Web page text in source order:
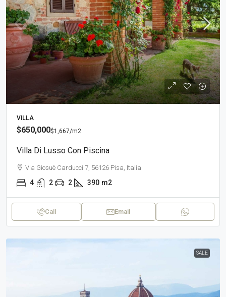
VILLA
$650,000$1,667/m2
Villa Di Lusso Con Piscina
Via Giosuè Carducci 7, 56126 Pisa, Italia
4 2 2 390 m2
Call Email
SALE